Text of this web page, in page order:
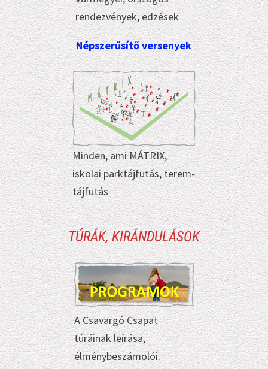
rendezvények, edzések
Népszerűsítő versenyek
Minden, ami MÁTRIX,
iskolai parktájfutás, terem-
tájfutás
TÚRÁK, KIRÁNDULÁSOK
A Csavargó Csapat
túráinak leírása,
élménybeszámolói.